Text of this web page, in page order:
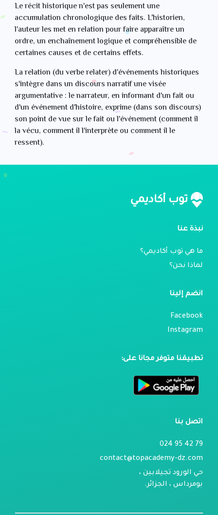
Le récit historique n'est pas seulement une
accumulation chronologique des faits. L'historien,
l'auteur les met en relation pour faire apparaître un
ordre, un enchaînement logique et compréhensible de
certaines causes et de certains effets.
La relation (du verbe relater) d'événements historiques
s'intègre dans un discours narratif une visée
argumentative : le narrateur, en informant d'un fait ou
d'un événement d'histoire, exprime (dans son discours)
son point de vue sur le fait ou l'événement (comment il
la vécu, comment il l'interprète ou comment il le
ressent).
توب أكاديمي
نبذة عنا
ما هي توب أكاديمي؟
لماذا نحن؟
انضم إلينا
Facebook
Instagram
تطبيقنا متوفر مجانا على:
اتصل بنا
79 42 95 024
contact@topacademy-dz.com
حي الورود تجيلابين ،
بومرداس ، الجزائر.